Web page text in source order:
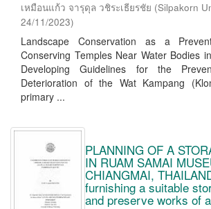
เหมือนแก้ว จารุดุล วชิระเธียรชัย (Silpakorn
24/11/2023)
Landscape Conservation as a
Conserving Temples Near Water Bodies
Developing Guidelines for the
Deterioration of the Wat Kampang
primary ...
PLANNING OF A
IN RUAM SAMAI
CHIANGMAI,
furnishing a suitable
and preserve works of